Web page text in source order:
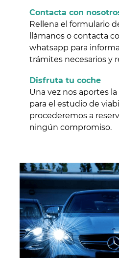
Contacta con
Rellena el formulario
llámanos o contacta
whatsapp para
trámites necesarios y
Disfruta tu coche
Una vez nos aportes
para el estudio de
procederemos a
ningún compromiso.